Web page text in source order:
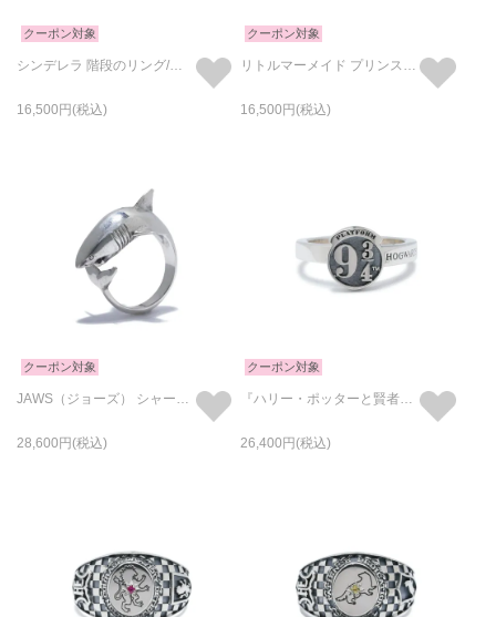
クーポン対象
シンデレラ 階段のリング/指輪 シルバー
16,500
クーポン対象
リトルマーメイド プリンス リング/指輪 シルバー
16,500
クーポン対象
JAWS（ジョーズ） シャークリング/指輪
28,600
クーポン対象
『ハリー・ポッターと賢者の石』 ９と３/４番線 リング/指輪
26,400